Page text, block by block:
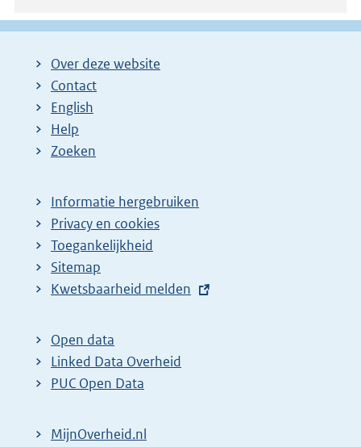
Over deze website
Contact
English
Help
Zoeken
Informatie hergebruiken
Privacy en cookies
Toegankelijkheid
Sitemap
E
t
e
r
l
Kwetsbaarheid melden
Open data
Linked Data Overheid
PUC Open Data
MijnOverheid.nl